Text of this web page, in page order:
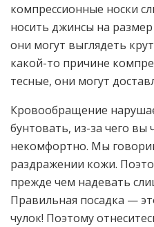
компрессионные носки
носить джинсы на
они могут выглядеть
какой-то причине
тесные, они могут
Кровообращение
бунтовать, из-за чего вы
некомфортно. Мы
раздражении кожи.
прежде чем надевать
Правильная посадка —
чулок! Поэтому